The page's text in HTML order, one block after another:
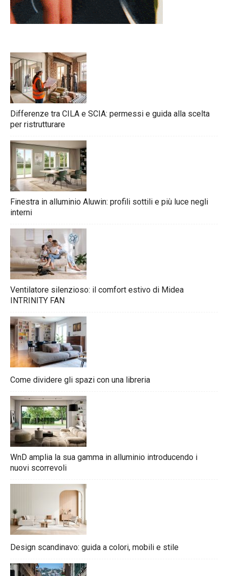
Differenze tra CILA e SCIA: permessi e guida alla scelta
per ristrutturare
Finestra in alluminio Aluwin: profili sottili e più luce negli
interni
Ventilatore silenzioso: il comfort estivo di Midea
INTRINITY FAN
Come dividere gli spazi con una libreria
WnD amplia la sua gamma in alluminio introducendo i
nuovi scorrevoli
Design scandinavo: guida a colori, mobili e stile